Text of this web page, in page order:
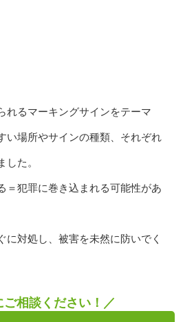
れるマーキングサインをテーマ
い場所やサインの種類、それぞれ
した。
＝犯罪に巻き込まれる可能性があ
に対処し、被害を未然に防いでく
ご相談ください！／